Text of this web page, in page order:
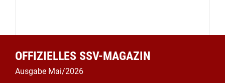
OFFIZIELLES SSV-MAGAZIN
Ausgabe Mai/2026